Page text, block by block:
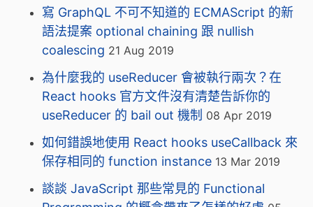
寫 GraphQL 不可不知道的 ECMAScript 的新
語法提案 optional chaining 跟 nullish
coalescing 21 Aug 2019
為什麼我的 useReducer 會被執行兩次？在
React hooks 官方文件沒有清楚告訴你的
useReducer 的 bail out 機制 08 Apr 2019
如何錯誤地使用 React hooks useCallback 來
保存相同的 function instance 13 Mar 2019
談談 JavaScript 那些常見的 Functional